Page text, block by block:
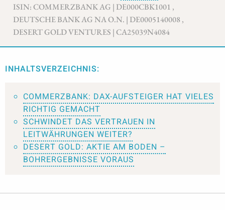
ISIN: COMMERZBANK AG | DE000CBK1001 ,
DEUTSCHE BANK AG NA O.N. | DE0005140008 ,
DESERT GOLD VENTURES | CA25039N4084
INHALTSVERZEICHNIS:
COMMERZBANK: DAX-AUFSTEIGER HAT VIELES
RICHTIG GEMACHT
SCHWINDET DAS VERTRAUEN IN
LEITWÄHRUNGEN WEITER?
DESERT GOLD: AKTIE AM BODEN –
BOHRERGEBNISSE VORAUS